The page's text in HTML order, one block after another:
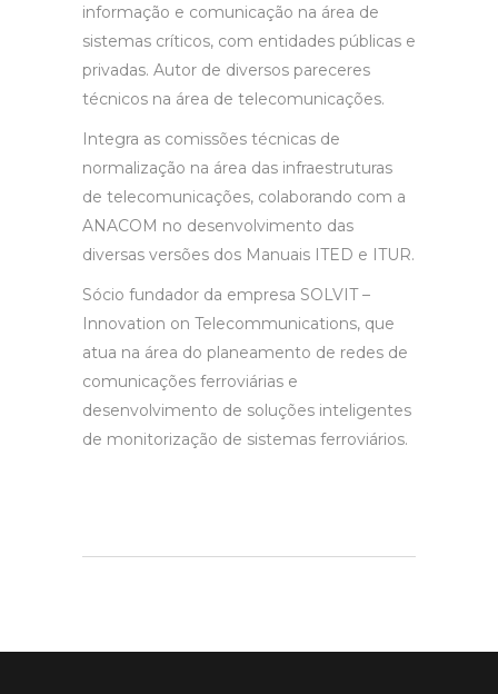
informação e comunicação na área de
sistemas críticos, com entidades públicas e
privadas. Autor de diversos pareceres
técnicos na área de telecomunicações.
Integra as comissões técnicas de
normalização na área das infraestruturas
de telecomunicações, colaborando com a
ANACOM no desenvolvimento das
diversas versões dos Manuais ITED e ITUR.
Sócio fundador da empresa SOLVIT –
Innovation on Telecommunications, que
atua na área do planeamento de redes de
comunicações ferroviárias e
desenvolvimento de soluções inteligentes
de monitorização de sistemas ferroviários.